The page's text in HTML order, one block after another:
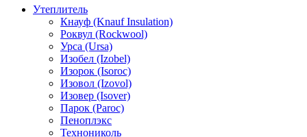
Утеплитель
Кнауф (Knauf Insulation)
Роквул (Rockwool)
Урса (Ursa)
Изобел (Izobel)
Изорок (Isoroc)
Изовол (Izovol)
Изовер (Isover)
Парок (Paroс)
Пеноплэкс
Технониколь